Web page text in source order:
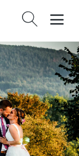
Vyhledávání
vozu BMW na svatbu